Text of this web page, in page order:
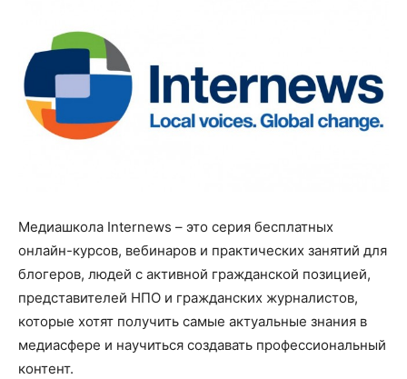
Медиашкола Internews – это серия бесплатных
онлайн-курсов, вебинаров и практических занятий для
блогеров, людей с активной гражданской позицией,
представителей НПО и гражданских журналистов,
которые хотят получить самые актуальные знания в
медиасфере и научиться создавать профессиональный
контент.